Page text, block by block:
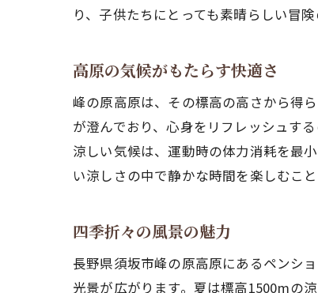
り、子供たちにとっても素晴らしい冒険
高原の気候がもたらす快適さ
峰の原高原は、その標高の高さから得
が澄んでおり、心身をリフレッシュす
涼しい気候は、運動時の体力消耗を最
い涼しさの中で静かな時間を楽しむこ
四季折々の風景の魅力
長野県須坂市峰の原高原にあるペンシ
光景が広がります。夏は標高1500mの